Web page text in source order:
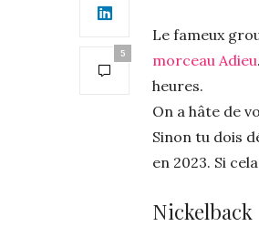
5
Le fameux
morceau Adieu
heures.
On a hâte de
Sinon tu dois
en 2023. Si
Nickelback